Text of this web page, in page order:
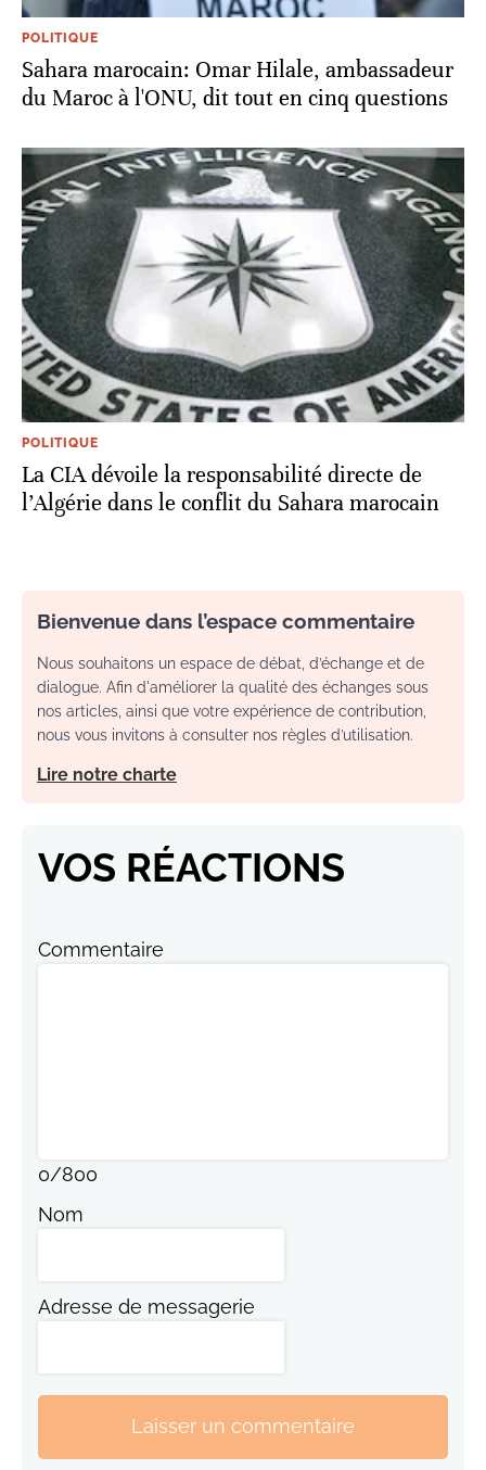
POLITIQUE
Sahara marocain: Omar Hilale, ambassadeur
du Maroc à l'ONU, dit tout en cinq questions
POLITIQUE
La CIA dévoile la responsabilité directe de
l’Algérie dans le conflit du Sahara marocain
Bienvenue dans l’espace commentaire
Nous souhaitons un espace de débat, d’échange et de
dialogue. Afin d'améliorer la qualité des échanges sous
nos articles, ainsi que votre expérience de contribution,
nous vous invitons à consulter nos règles d’utilisation.
Lire notre charte
VOS RÉACTIONS
Commentaire
0/800
Nom
Adresse de messagerie
Laisser un commentaire